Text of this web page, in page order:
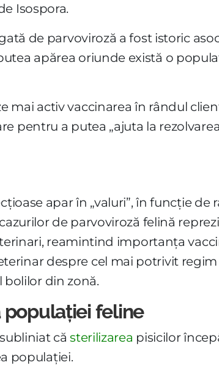
Isospora.
de parvoviroză a fost istoric
apărea oriunde există o
mai activ vaccinarea în rândul
pentru a putea „ajuta la
apar în „valuri”, în funcție de
de parvoviroză felină
reamintind importanța
despre cel mai potrivit
bolilor din zonă.
populației feline
căsterilizarea pisicilor
populației.